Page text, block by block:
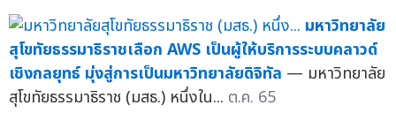
มหาวิทยาลัย
สุโขทัยธรรมาธิราชเลือก AWS เป็นผู้ให้บริการระบบคลาวด์
เชิงกลยุทธ์ มุ่งสู่การเป็นมหาวิทยาลัยดิจิทัล — มหาวิทยาลัย
สุโขทัยธรรมาธิราช (มสธ.) หนึ่งใน... ต.ค. 65